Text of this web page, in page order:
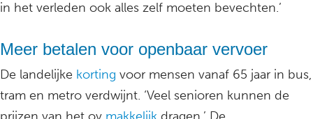
in het verleden ook alles zelf moeten bevechten.’
Meer betalen voor openbaar vervoer
De landelijke korting voor mensen vanaf 65 jaar in bus,
tram en metro verdwijnt. ‘Veel senioren kunnen de